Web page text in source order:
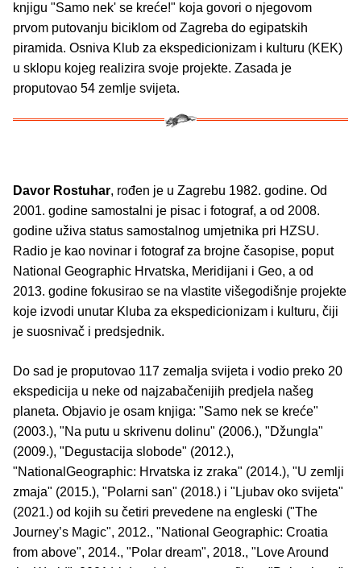
knjigu "Samo nek' se kreće!" koja govori o njegovom
prvom putovanju biciklom od Zagreba do egipatskih
piramida. Osniva Klub za ekspedicionizam i kulturu (KEK)
u sklopu kojeg realizira svoje projekte. Zasada je
proputovao 54 zemlje svijeta.
Davor Rostuhar, rođen je u Zagrebu 1982. godine. Od
2001. godine samostalni je pisac i fotograf, a od 2008.
godine uživa status samostalnog umjetnika pri HZSU.
Radio je kao novinar i fotograf za brojne časopise, poput
National Geographic Hrvatska, Meridijani i Geo, a od
2013. godine fokusirao se na vlastite višegodišnje projekte
koje izvodi unutar Kluba za ekspedicionizam i kulturu, čiji
je suosnivač i predsjednik.
Do sad je proputovao 117 zemalja svijeta i vodio preko 20
ekspedicija u neke od najzabačenijih predjela našeg
planeta. Objavio je osam knjiga: "Samo nek se kreće"
(2003.), "Na putu u skrivenu dolinu" (2006.), "Džungla"
(2009.), "Degustacija slobode" (2012.),
"NationalGeographic: Hrvatska iz zraka" (2014.), "U zemlji
zmaja" (2015.), "Polarni san" (2018.) i "Ljubav oko svijeta"
(2021.) od kojih su četiri prevedene na engleski ("The
Journey’s Magic", 2012., "National Geographic: Croatia
from above", 2014., "Polar dream", 2018., "Love Around